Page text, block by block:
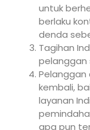
untuk
berlaku
denda
Tagihan
pelanggan
Pelanggan
kembali,
layanan
apa pun